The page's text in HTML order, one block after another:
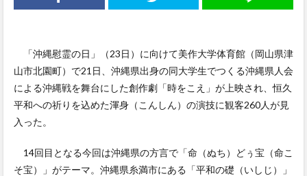
「沖縄慰霊の日」（23日）に向けて美作大学体育館（岡山県津
山市北園町）で21日、沖縄県出身の同大学生でつくる沖縄県人会
による沖縄戦を舞台にした創作劇「時をこえ」が上映され、恒久
平和への祈りを込めた渾身（こんしん）の演技に観客260人が見
入った。
14回目となる今回は沖縄県の方言で「命（ぬち）どぅ宝（命こ
そ宝）」がテーマ。沖縄県糸満市にある「平和の礎（いしじ）」